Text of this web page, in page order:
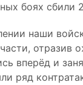
боях сбили
наши
отразив
вперёд и
ряд